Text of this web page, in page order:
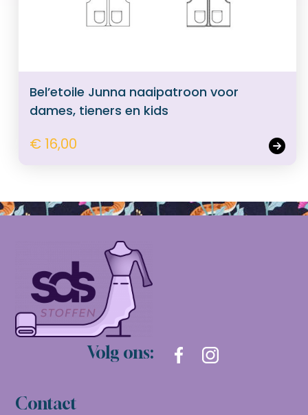
Bel’etoile Junna naaipatroon voor
dames, tieners en kids
€ 16,00
Volg ons:
Contact